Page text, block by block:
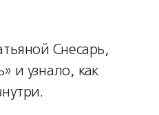
Снесарь,
и узнало, как